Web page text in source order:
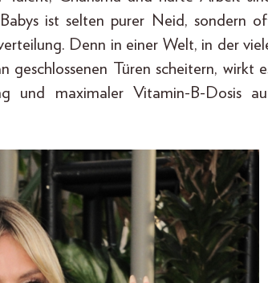
ist selten purer Neid, sondern
Denn in einer Welt, in der
Türen scheitern, wirkt
und maximaler Vitamin-B-Dosis